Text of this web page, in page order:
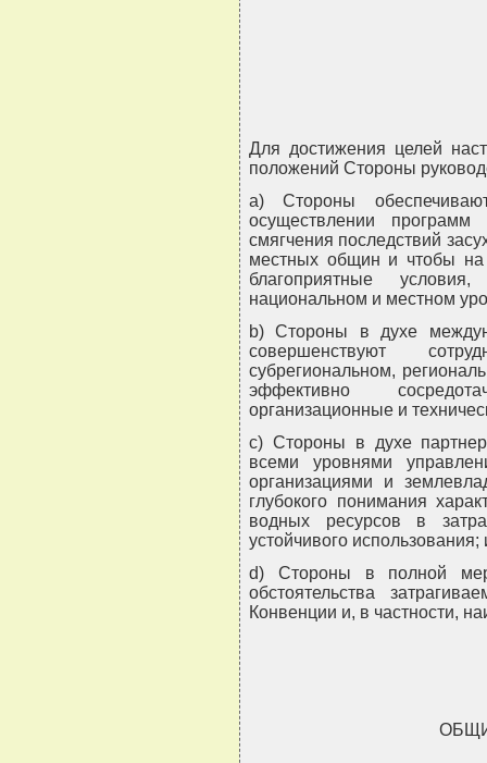
Для достижения целей
положений Стороны
a) Стороны
осуществлении
смягчения последствий
местных общин и чтобы
благоприятные
национальном и местном
b) Стороны в духе
совершенствуют
субрегиональном,
эффективно
организационные и
c) Стороны в духе
всеми уровнями
организациями и
глубокого понимания
водных ресурсов в
устойчивого использования;
d) Стороны в полной
обстоятельства
Конвенции и, в частности,